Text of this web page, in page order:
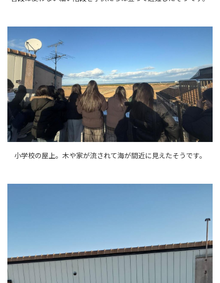
小学校の屋上。木や家が流されて海が間近に見えたそうです。